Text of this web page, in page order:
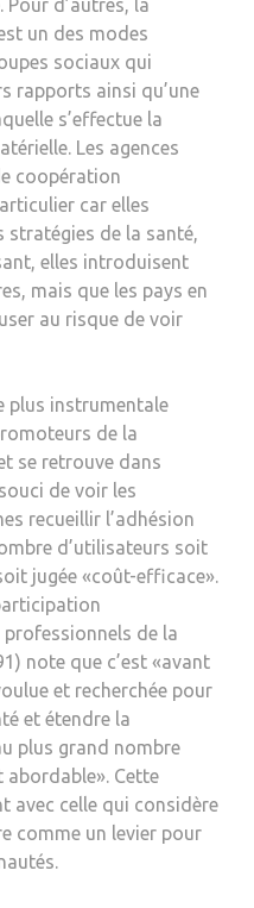
d’autres, la
un des modes
sociaux qui
rapports ainsi qu’une
s’effectue la
Les agences
coopération
car elles
stratégies de la santé,
elles introduisent
mais que les pays en
au risque de voir
plus instrumentale
de la
se retrouve dans
de voir les
recueillir l’adhésion
d’utilisateurs soit
jugée «coût-efficace».
de la
note que c’est «avant
et recherchée pour
et étendre la
plus grand nombre
Cette
avec celle qui considère
comme un levier pour